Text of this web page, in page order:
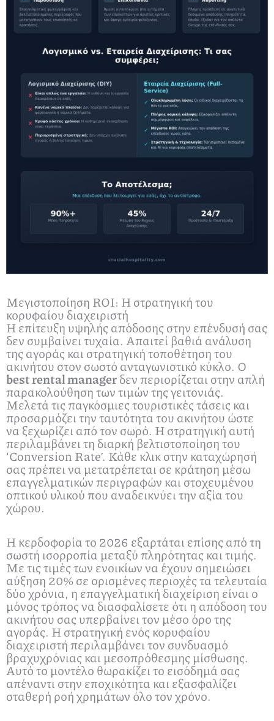
Μεγιστοποίηση ROI: Η στρατηγική του
κορυφαίου διαχειριστή
Η επίτευξη υψηλής απόδοσης στην επένδυσή σας
δεν συμβαίνει τυχαία. Απαιτεί βαθιά ανάλυση
της αγοράς και στρατηγική τοποθέτηση του
ακινήτου στον σωστό ανταγωνιστικό κύκλο. Ο
best rental managerδεν περιορίζεται στην απλή
παρακολούθηση των τιμών της γειτονιάς.
Μελετά τις παγκόσμιες τουριστικές τάσεις και
προσαρμόζει την ταυτότητα του ακινήτου ώστε
να ξεχωρίζει από τον σωρό. Η στρατηγική αυτή
περιλαμβάνει τη διαρκή βελτιστοποίηση του
‘Conversion Rate’. Κάθε κλικ στην καταχώρησή
σας πρέπει να μετατρέπεται σε κράτηση μέσω
επαγγελματικών περιγραφών και στοχευμένου
οπτικού υλικού που αναδεικνύει την αξία του
χώρου.
Η κερδοφορία το 2026 εξαρτάται επίσης από τη
σωστή ισορροπία μεταξύ πληρότητας και τιμής.
Με τις τιμές των ενοικίων να έχουν σημειώσει
αύξηση 20% σε ορισμένες περιοχές τα τελευταία
δύο χρόνια, η επαγγελματική διαχείριση είναι ο
μόνος τρόπος να διασφαλίσετε ότι η απόδοση του
ακινήτου σας υπερβαίνει τον μέσο όρο της
αγοράς. Η στρατηγική ενός κορυφαίου
διαχειριστή περιλαμβάνει τον συνδυασμό
βραχυχρόνιας και μεσοπρόθεσμης μίσθωσης.
Αυτό το μοντέλο θωρακίζει το εισόδημά σας
απέναντι στην εποχικότητα και εξασφαλίζει
σταθερή ροή χρημάτων όλο τον χρόνο.